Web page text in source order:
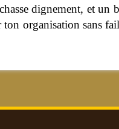
dignement, et un
organisation sans